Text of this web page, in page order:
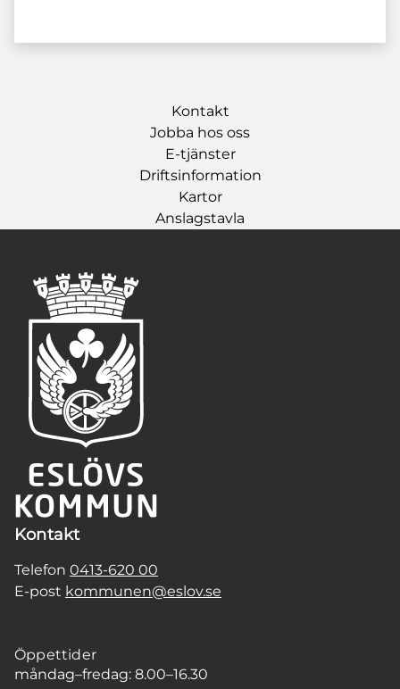
Kontakt
Jobba hos oss
E-tjänster
Driftsinformation
Kartor
Anslagstavla
Kontakt
Telefon 0413-620 00
E-post kommunen@eslov.se
Öppettider
måndag–fredag: 8.00–16.30